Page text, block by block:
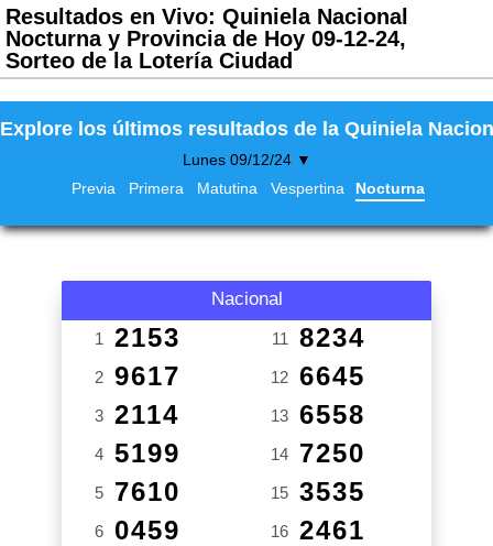
Resultados en Vivo: Quiniela Nacional
Nocturna y Provincia de Hoy 09-12-24,
Sorteo de la Lotería Ciudad
Explore los últimos resultados de la Quiniela
Lunes 09/12/24 ▼
Previa
Primera Matutina Vespertina Nocturna
Nacional
1 2153
2 9617
3 2114
4 5199
5 7610
6 0459
11 8234
12 6645
13 6558
14 7250
15 3535
16 2461